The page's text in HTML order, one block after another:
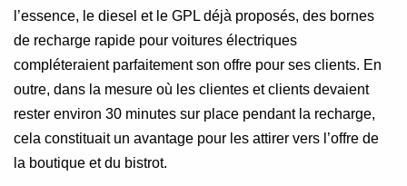
l’essence, le diesel et le GPL déjà proposés, des bornes
de recharge rapide pour voitures électriques
compléteraient parfaitement son offre pour ses clients. En
outre, dans la mesure où les clientes et clients devaient
rester environ 30 minutes sur place pendant la recharge,
cela constituait un avantage pour les attirer vers l’offre de
la boutique et du bistrot.